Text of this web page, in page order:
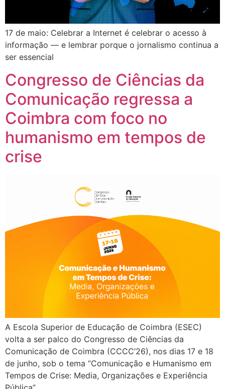
17 de maio: Celebrar a Internet é celebrar o acesso à
informação — e lembrar porque o jornalismo continua a
ser essencial
Congresso de Ciências da
Comunicação regressa a
Coimbra com foco no
humanismo em tempos de
crise
A Escola Superior de Educação de Coimbra (ESEC)
volta a ser palco do Congresso de Ciências da
Comunicação de Coimbra (CCCC’26), nos dias 17 e 18
de junho, sob o tema “Comunicação e Humanismo em
Tempos de Crise: Media, Organizações e Experiência